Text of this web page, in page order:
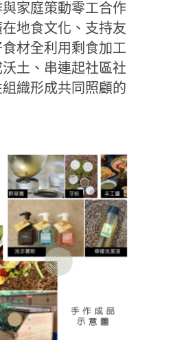
家庭策動零工合作
地食文化、支持友
材全利用剩食加工
土、串連起社區社
織形成共同照顧的